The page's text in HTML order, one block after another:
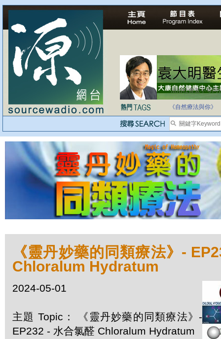
法治社會並不等同
自家教育合法化-
《自然療法與你》
《靈丹妙藥的同類療法》-
Chloralum Hydratum
2024-05-01
主題 Topic： 《靈丹妙藥的同類療法》-
EP232 - 水合氯醛 Chloralum Hydratum